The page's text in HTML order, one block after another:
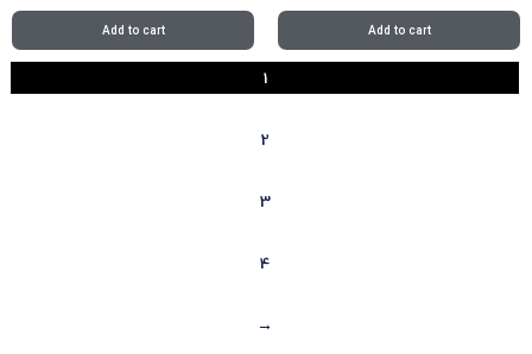
Add to cart
Add to cart
1
2
3
4
←